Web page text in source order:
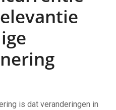
is dat veranderingen in